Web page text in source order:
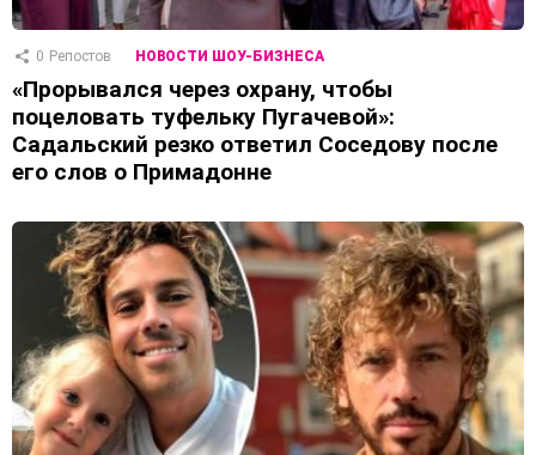
0 Репостов НОВОСТИ ШОУ-БИЗНЕСА
«Прорывался через охрану, чтобы
поцеловать туфельку Пугачевой»:
Садальский резко ответил Соседову после
его слов о Примадонне